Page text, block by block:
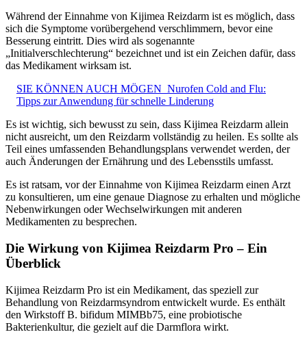
Während der Einnahme von Kijimea Reizdarm ist es möglich, dass
sich die Symptome vorübergehend verschlimmern, bevor eine
Besserung eintritt. Dies wird als sogenannte
„Initialverschlechterung“ bezeichnet und ist ein Zeichen dafür, dass
das Medikament wirksam ist.
SIE KÖNNEN AUCH MÖGEN Nurofen Cold and Flu:
Tipps zur Anwendung für schnelle Linderung
Es ist wichtig, sich bewusst zu sein, dass Kijimea Reizdarm allein
nicht ausreicht, um den Reizdarm vollständig zu heilen. Es sollte als
Teil eines umfassenden Behandlungsplans verwendet werden, der
auch Änderungen der Ernährung und des Lebensstils umfasst.
Es ist ratsam, vor der Einnahme von Kijimea Reizdarm einen Arzt
zu konsultieren, um eine genaue Diagnose zu erhalten und mögliche
Nebenwirkungen oder Wechselwirkungen mit anderen
Medikamenten zu besprechen.
Die Wirkung von Kijimea Reizdarm Pro – Ein
Überblick
Kijimea Reizdarm Pro ist ein Medikament, das speziell zur
Behandlung von Reizdarmsyndrom entwickelt wurde. Es enthält
den Wirkstoff B. bifidum MIMBb75, eine probiotische
Bakterienkultur, die gezielt auf die Darmflora wirkt.